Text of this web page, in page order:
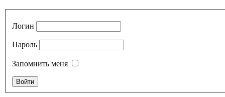
Логин
Пароль
Запомнить меня